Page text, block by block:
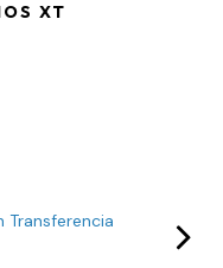
XT
Transferencia